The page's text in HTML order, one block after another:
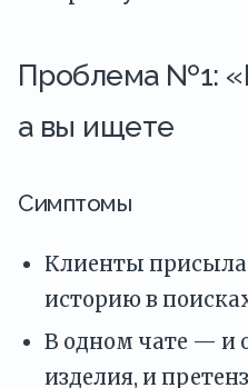
Проблема №1:
а вы ищете
Симптомы
Клиенты
историю в
В одном чате — и
изделия, и